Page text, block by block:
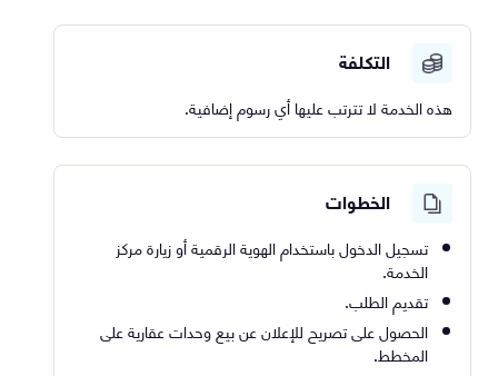
التكلفة
هذه الخدمة لا تترتب عليها أي رسوم إضافية.
الخطوات
تسجيل الدخول باستخدام الهوية الرقمية أو زيارة مركز
الخدمة.
تقديم الطلب.
الحصول على تصريح للإعلان عن بيع وحدات عقارية على
المخطط.